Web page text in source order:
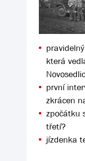
která
první
zkrácen
zpočátku
třetí?
jízdenka